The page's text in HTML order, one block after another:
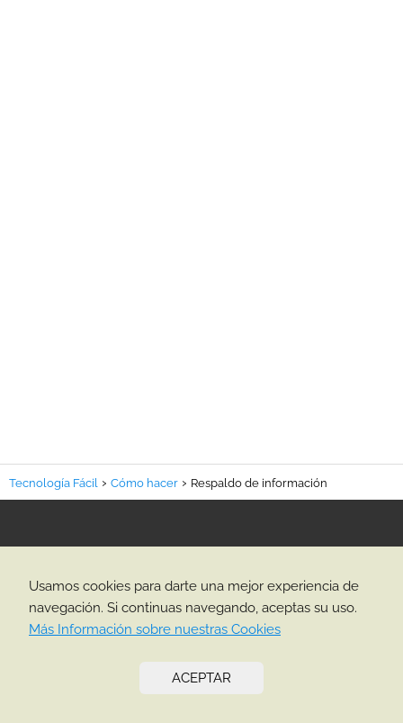
Tecnología Fácil Cómo hacer Respaldo de información
Política de Privacidad
Política de Cookies
Usamos cookies para darte una mejor experiencia de
navegación. Si continuas navegando, aceptas su uso.
Más Información sobre nuestras Cookies
ACEPTAR